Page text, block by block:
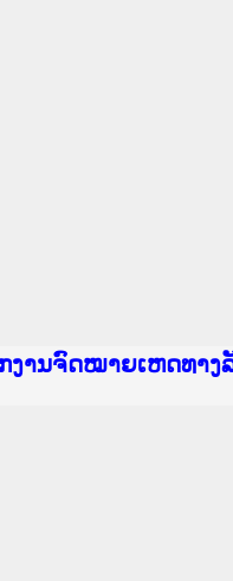
Lao PDR
າຍເຫດທາງລັດຖະກ
ານຈົດໝາຍເຫດທາງ
ຄືນການຈັດຕັ້ງປະຕິບັ
ນງານວຽກງານຈົດໝາ
ນງານວຽກງານຈົດໝາ
ຍລາວ ແລະ ເວັບໄຊ
ຍລາວ ແລະ ເວັບໄຊ
ຈົດໝາຍເຫດທາງລັດ
ານຈົດໝາຍເຫດທາງ